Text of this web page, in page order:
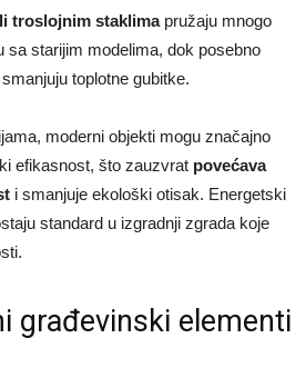
troslojnim staklimapružaju mnogo
sa starijim modelima, dok posebno
toplotne gubitke.
moderni objekti mogu značajno
efikasnost, što zauzvrat povećava
i smanjuje ekološki otisak. Energetski
standard u izgradnji zgrada koje
građevinski elementi